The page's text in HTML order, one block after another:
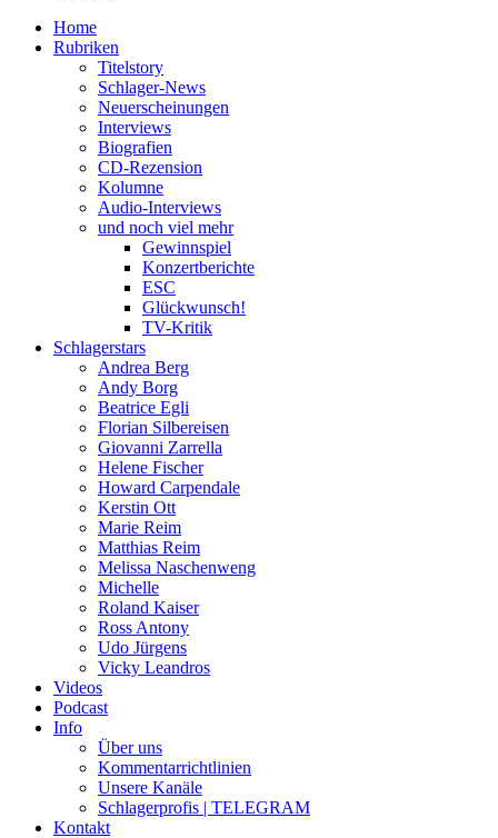
Home
Rubriken
Titelstory
Schlager-News
Neuerscheinungen
Interviews
Biografien
CD-Rezension
Kolumne
Audio-Interviews
und noch viel mehr
Gewinnspiel
Konzertberichte
ESC
Glückwunsch!
TV-Kritik
Schlagerstars
Andrea Berg
Andy Borg
Beatrice Egli
Florian Silbereisen
Giovanni Zarrella
Helene Fischer
Howard Carpendale
Kerstin Ott
Marie Reim
Matthias Reim
Melissa Naschenweng
Michelle
Roland Kaiser
Ross Antony
Udo Jürgens
Vicky Leandros
Videos
Podcast
Info
Über uns
Kommentarrichtlinien
Unsere Kanäle
Schlagerprofis | TELEGRAM
Kontakt